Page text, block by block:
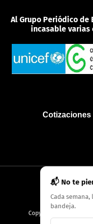
Al Grupo Periódico de
incasable varias
Cotizaciones
INICIO
Copyright
📬 No te
Cada
bandeja.